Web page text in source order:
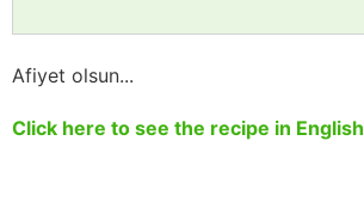
Afiyet olsun...
Click here to see the recipe in English